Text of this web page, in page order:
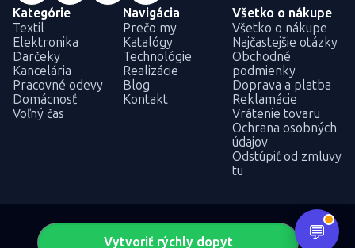
Vytvoriť rýchly dopyt
Kategórie
Textil
Elektronika
Darčeky
Kancelária
Pracovné odevy
Domácnosť
Voľný čas
Navigácia
Prečo my
Katalógy
Technológie
Realizácie
Blog
Kontakt
Všetko o nákupe
Všetko o nákupe
Najčastejšie otázky
Obchodné
podmienky
Doprava a platba
Reklamácie
Vrátenie tovaru
Ochrana osobných
údajov
Odstúpiť od zmluvy
tu